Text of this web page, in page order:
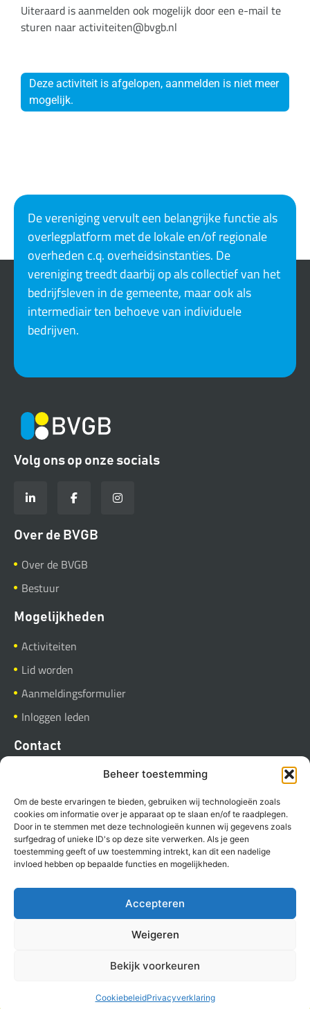
Beheer toestemming
Om de beste ervaringen te bieden, gebruiken wij technologieën zoals
cookies om informatie over je apparaat op te slaan en/of te raadplegen.
Door in te stemmen met deze technologieën kunnen wij gegevens zoals
surfgedrag of unieke ID's op deze site verwerken. Als je geen
toestemming geeft of uw toestemming intrekt, kan dit een nadelige
invloed hebben op bepaalde functies en mogelijkheden.
Accepteren
Weigeren
Bekijk voorkeuren
CookiebeleidPrivacyverklaring
Uiteraard is aanmelden ook mogelijk door een e-mail te
sturen naar activiteiten@bvgb.nl
Deze activiteit is afgelopen, aanmelden is niet meer
mogelijk.
De vereniging vervult een belangrijke functie als
overlegplatform met de lokale en/of regionale
overheden c.q. overheidsinstanties. De
vereniging treedt daarbij op als collectief van het
bedrijfsleven in de gemeente, maar ook als
intermediair ten behoeve van individuele
bedrijven.
Volg ons op onze socials
Over de BVGB
Over de BVGB
Bestuur
Mogelijkheden
Activiteiten
Lid worden
Aanmeldingsformulier
Inloggen leden
Contact
9781 AC Bedum
Stuur een E-mail
Copyright BVGB (2023)PrivacyverklaringCookies
trots ambassadeur vanbeleefbedum.nl